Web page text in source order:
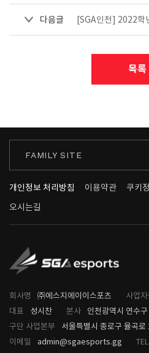
다음글
목록
FAMILY SITE
개인정보 처리방침 이용약관 쿠키
오시는길
회사명 ㈜에스지에이이스포츠 사업
대표
성시찬 본사
인천광역시 연수
구단 사업본부
서울특별시 종로구 율곡
이메일
admin@sgaesports.gg TEL